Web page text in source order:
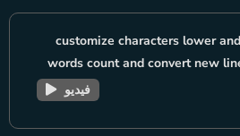
customize characters lower
words count and convert new
فيديو